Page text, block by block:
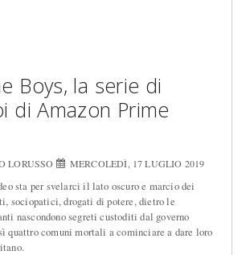
Boys, la serie di
di Amazon Prime
LORUSSO MERCOLEDÌ, 17 LUGLIO 2019
sta per svelarci il lato oscuro e marcio dei
sociopatici, drogati di potere, dietro le
nascondono segreti custoditi dal governo
quattro comuni mortali a cominciare a dare loro